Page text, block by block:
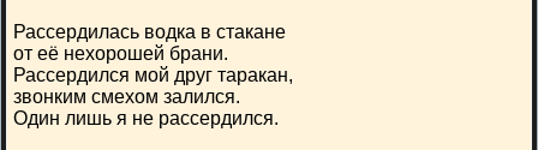
Рассердилась водка в стакане
от её нехорошей брани.
Рассердился мой друг таракан,
звонким смехом залился.
Один лишь я не рассердился.